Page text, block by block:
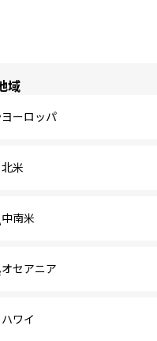
域
ヨーロッパ
北米
中南米
オセアニア
ハワイ